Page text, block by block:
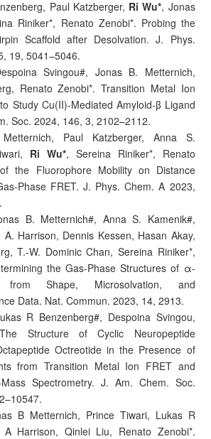
Paul Katzberger, Ri Wu*, Jonas
Riniker*, Renato Zenobi*. Probing the
Scaffold after Desolvation. J. Phys.
19, 5041–5046.
Svingou#, Jonas B. Metternich,
Renato Zenobi*. Transition Metal Ion
Study Cu(II)-Mediated Amyloid-β Ligand
Soc. 2024, 146, 3, 2102–2112.
Paul Katzberger, Anna S.
Ri Wu*, Sereina Riniker*, Renato
the Fluorophore Mobility on Distance
Phase FRET. J. Phys. Chem. A 2023,
B. Metternich#, Anna S. Kamenik#,
Harrison, Dennis Kessen, Hasan Akay,
T.-W. Dominic Chan, Sereina Riniker*,
the Gas-Phase Structures of α-
from Shape, Microsolvation, and
Data. Nat. Commun. 2023, 14, 2913.
R Benzenberg#, Despoina Svingou,
Structure of Cyclic Neuropeptide
Octreotide in the Presence of
from Transition Metal Ion FRET and
Spectrometry. J. Am. Chem. Soc.
B Metternich, Prince Tiwari, Lukas R
A Harrison, Qinlei Liu, Renato Zenobi*.